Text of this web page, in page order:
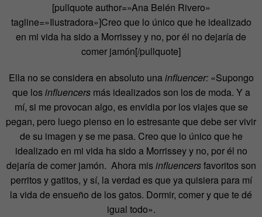
[pullquote author=»Ana Belén Rivero»
tagline=»Ilustradora»]Creo que lo único que he idealizado
en mi vida ha sido a Morrissey y no, por él no dejaría de
comer jamón[/pullquote]
Ella no se considera en absoluto unainfluencer:«Supongo
que losinfluencersmás idealizados son los de moda. Y a
mí, si me provocan algo, es envidia por los viajes que se
pegan, pero luego pienso en lo estresante que debe ser vivir
de su imagen y se me pasa. Creo que lo único que he
idealizado en mi vida ha sido a Morrissey y no, por él no
dejaría de comer jamón. Ahora misinfluencersfavoritos son
perritos y gatitos, y sí, la verdad es que ya quisiera para mí
la vida de ensueño de los gatos. Dormir, comer y que te dé
igual todo».